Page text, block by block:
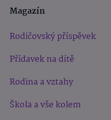
Magazín
Rodičovský příspěvek
Přídavek na dítě
Rodina a vztahy
Škola a vše kolem